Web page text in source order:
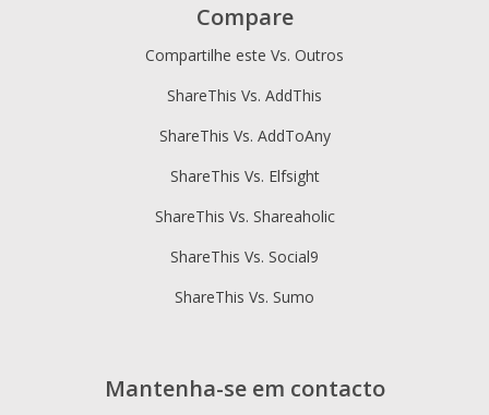
Compare
Compartilhe este Vs. Outros
ShareThis Vs. AddThis
ShareThis Vs. AddToAny
ShareThis Vs. Elfsight
ShareThis Vs. Shareaholic
ShareThis Vs. Social9
ShareThis Vs. Sumo
Mantenha-se em contacto